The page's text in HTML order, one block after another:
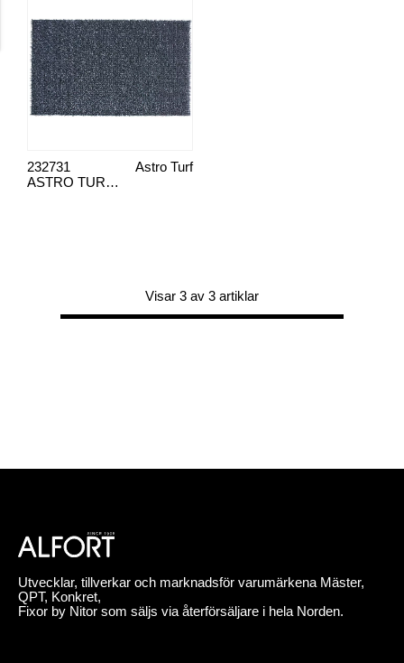
ASTRO TURF STANDARD GRAFIT
Astro Turf
232731
Visar 3 av 3 artiklar
Utvecklar, tillverkar och marknadsför varumärkena Mäster,
QPT, Konkret,
Fixor by Nitor som säljs via återförsäljare i hela Norden.